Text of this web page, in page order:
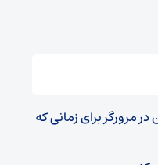
مرورگر برای زمانی که